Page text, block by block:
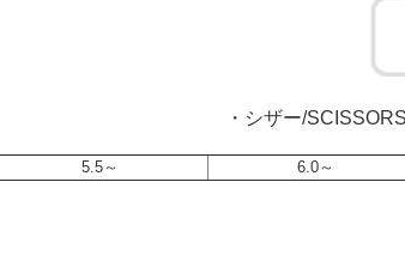
・シザー/
5.5～ 6.0～